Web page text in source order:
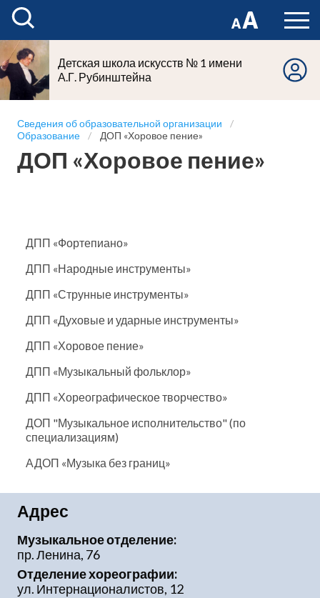
Детская школа искусств № 1 имени
А.Г. Рубинштейна
Сведения об образовательной организации
Образование
ДОП «Хоровое пение»
ДОП «Хоровое пение»
ДПП «Фортепиано»
ДПП «Народные инструменты»
ДПП «Струнные инструменты»
ДПП «Духовые и ударные инструменты»
ДПП «Хоровое пение»
ДПП «Музыкальный фольклор»
ДПП «Хореографическое творчество»
ДОП "Музыкальное исполнительство" (по
специализациям)
АДОП «Музыка без границ»
Адрес
Музыкальное отделение:
пр. Ленина, 76
Отделение хореографии:
ул. Интернационалистов, 12